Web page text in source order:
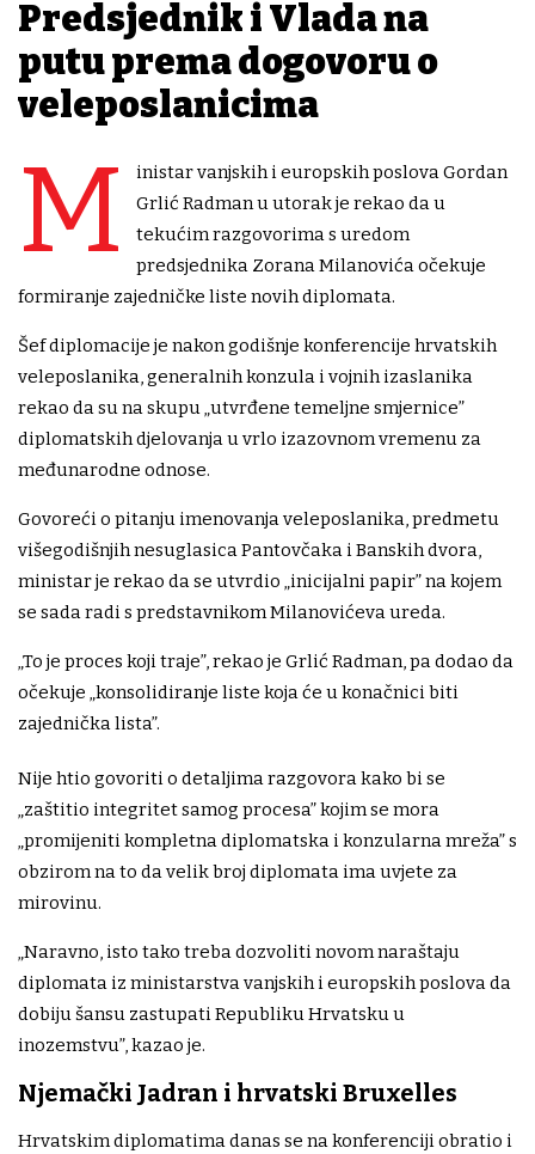
Predsjednik i Vlada na
putu prema dogovoru o
veleposlanicima
M
inistar vanjskih i europskih poslova Gordan
Grlić Radman u utorak je rekao da u
tekućim razgovorima s uredom
predsjednika Zorana Milanovića očekuje
formiranje zajedničke liste novih diplomata.
Šef diplomacije je nakon godišnje konferencije hrvatskih
veleposlanika, generalnih konzula i vojnih izaslanika
rekao da su na skupu „utvrđene temeljne smjernice”
diplomatskih djelovanja u vrlo izazovnom vremenu za
međunarodne odnose.
Govoreći o pitanju imenovanja veleposlanika, predmetu
višegodišnjih nesuglasica Pantovčaka i Banskih dvora,
ministar je rekao da se utvrdio „inicijalni papir” na kojem
se sada radi s predstavnikom Milanovićeva ureda.
„To je proces koji traje”, rekao je Grlić Radman, pa dodao da
očekuje „konsolidiranje liste koja će u konačnici biti
zajednička lista”.
Nije htio govoriti o detaljima razgovora kako bi se
„zaštitio integritet samog procesa” kojim se mora
„promijeniti kompletna diplomatska i konzularna mreža” s
obzirom na to da velik broj diplomata ima uvjete za
mirovinu.
„Naravno, isto tako treba dozvoliti novom naraštaju
diplomata iz ministarstva vanjskih i europskih poslova da
dobiju šansu zastupati Republiku Hrvatsku u
inozemstvu”, kazao je.
Njemački Jadran i hrvatski Bruxelles
Hrvatskim diplomatima danas se na konferenciji obratio i